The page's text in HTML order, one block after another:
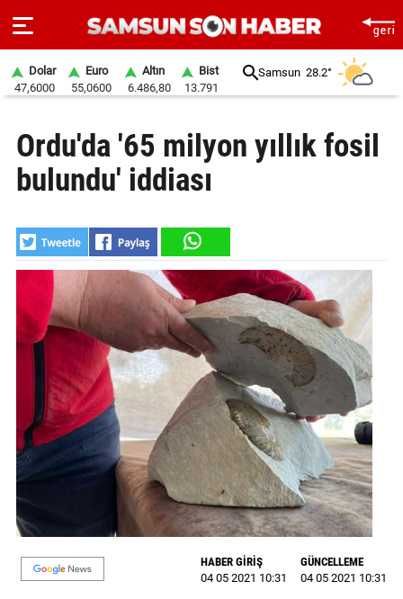
SAYFA
SAMSUN
SAMSUNSPOR
GÜNDEM
SİYASET
EKONOMİ
DÜNYA
MAGAZİN
GALERİ
YAZARLAR
Dolar
47,6000
Euro
55,0600
Altın
6.486,80
Bist
13.791
Samsun 28.2°
Ordu'da '65 milyon yıllık fosil
bulundu' iddiası
HABER GİRİŞ
04 05 2021 10:31
GÜNCELLEME
04 05 2021 10:31